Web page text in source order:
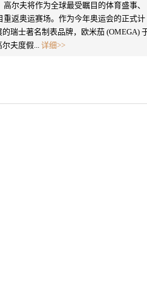
尔夫将作为全球最受瞩目的体育盛事、
返奥运赛场。作为今年奥运会的正式计
瑞士著名制表品牌，欧米茄 (OMEGA)
夫度假... 详细>>